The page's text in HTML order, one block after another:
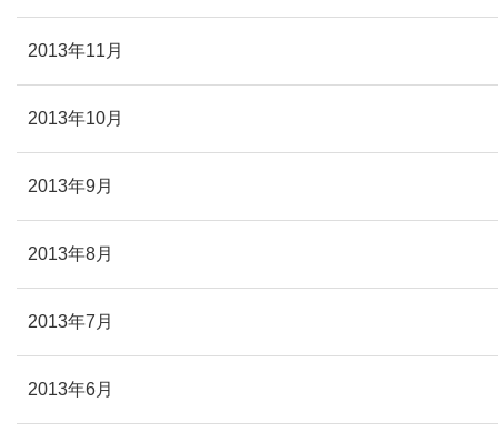
2013年11月
2013年10月
2013年9月
2013年8月
2013年7月
2013年6月